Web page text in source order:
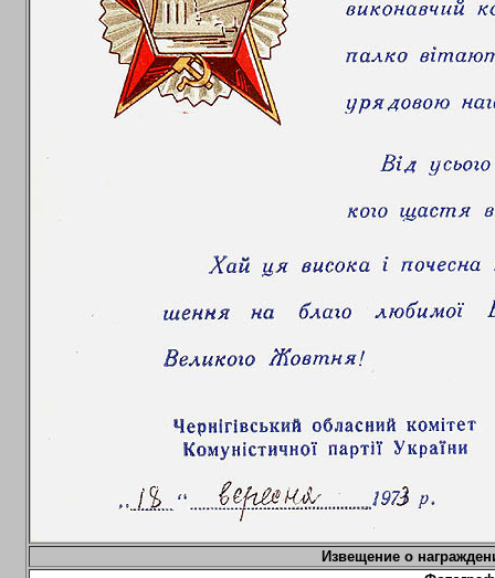
Извещение о